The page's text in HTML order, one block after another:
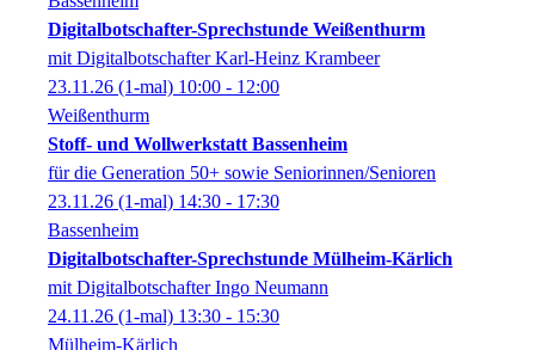
Digitalbotschafter-Sprechstunde Weißenthurm
mit Digitalbotschafter Karl-Heinz Krambeer
23.11.26 (1-mal) 10:00 - 12:00
Weißenthurm
Stoff- und Wollwerkstatt Bassenheim
für die Generation 50+ sowie Seniorinnen/Senioren
23.11.26 (1-mal) 14:30 - 17:30
Bassenheim
Digitalbotschafter-Sprechstunde Mülheim-Kärlich
mit Digitalbotschafter Ingo Neumann
24.11.26 (1-mal) 13:30 - 15:30
Mülheim-Kärlich